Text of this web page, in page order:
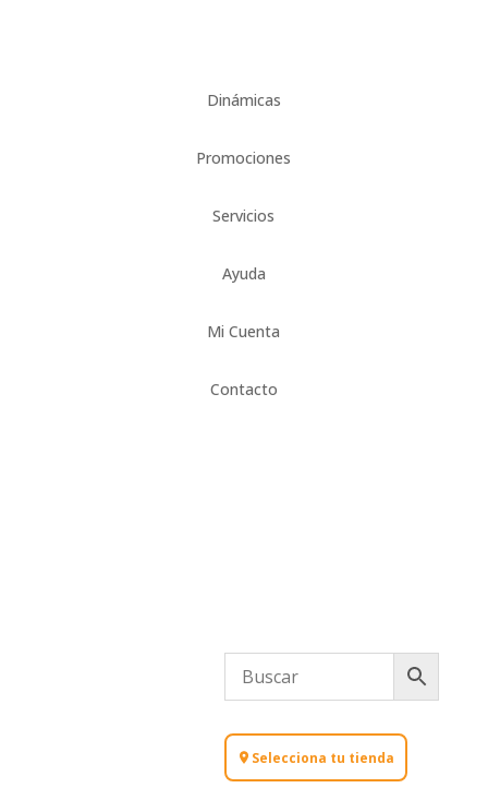
Dinámicas
Promociones
Servicios
Ayuda
Mi Cuenta
Contacto
Selecciona tu tienda